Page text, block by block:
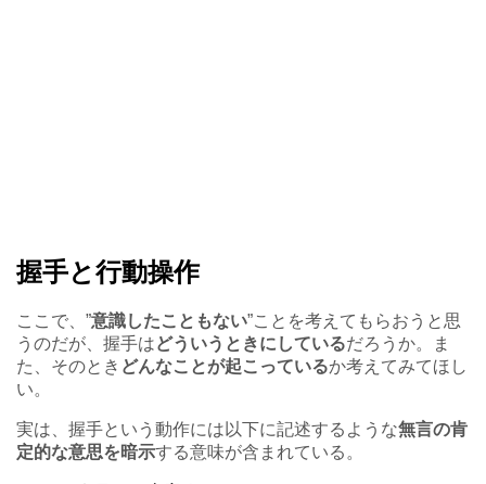
握手と行動操作
ここで、”意識したこともない”ことを考えてもらおうと思
うのだが、握手はどういうときにしているだろうか。ま
た、そのとき どんなことが起こっているか考えてみてほし
い。
実は、握手という動作には以下に記述するような無言の肯
定的な意思を暗示する意味が含まれている。